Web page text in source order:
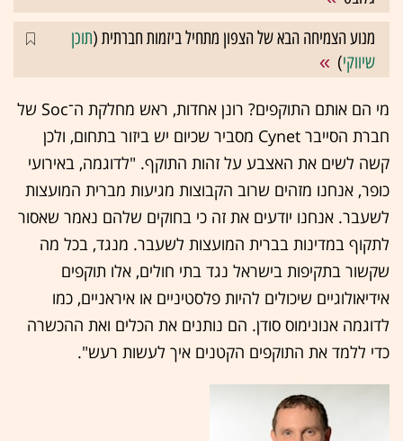
מנוע הצמיחה הבא של הצפון מתחיל ביזמות חברתית (תוכן
שיווקי)
מי הם אותם התוקפים? רונן אחדות, ראש מחלקת ה־Soc של
חברת הסייבר Cynet מסביר שכיום יש ביזור בתחום, ולכן
קשה לשים את האצבע על זהות התוקף. "לדוגמה, באירועי
כופר, אנחנו מזהים שרוב הקבוצות מגיעות מברית המועצות
לשעבר. אנחנו יודעים את זה כי בחוקים שלהם נאמר שאסור
לתקוף במדינות בברית המועצות לשעבר. מנגד, בכל מה
שקשור בתקיפות בישראל נגד בתי חולים, אלו תוקפים
אידיאולוגיים שיכולים להיות פלסטיניים או איראניים, כמו
לדוגמה אנונימוס סודן. הם נותנים את הכלים ואת ההכשרה
כדי ללמד את התוקפים הקטנים איך לעשות רעש".